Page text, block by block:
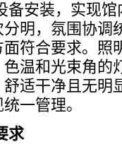
备安装，实现
明，氛围协调
符合要求。照
温和光束角的
适干净且无明
一管理。
求